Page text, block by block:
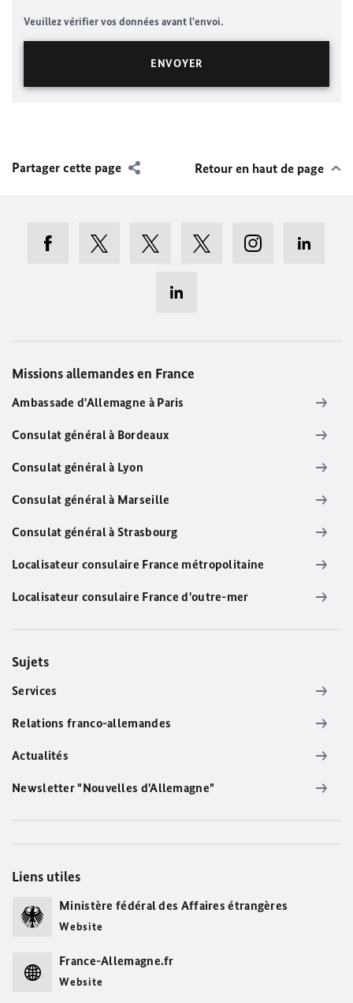
Veuillez vérifier vos données avant l'envoi.
Partager cette page Retour en haut de page
Missions allemandes en France
Ambassade d'Allemagne à Paris
Consulat général à Bordeaux
Consulat général à Lyon
Consulat général à Marseille
Consulat général à Strasbourg
Localisateur consulaire France métropolitaine
Localisateur consulaire France d'outre-mer
Sujets
Services
Relations franco-allemandes
Actualités
Newsletter "Nouvelles d'Allemagne"
Liens utiles
Ministère fédéral des Affaires étrangères
Website
France-Allemagne.fr
Website